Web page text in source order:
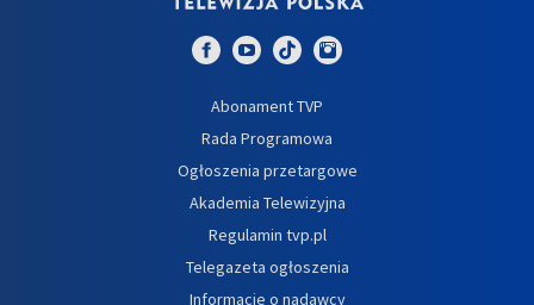
Abonament TVP
Rada Programowa
Ogłoszenia przetargowe
Akademia Telewizyjna
Regulamin tvp.pl
Telegazeta ogłoszenia
Informacje o nadawcy